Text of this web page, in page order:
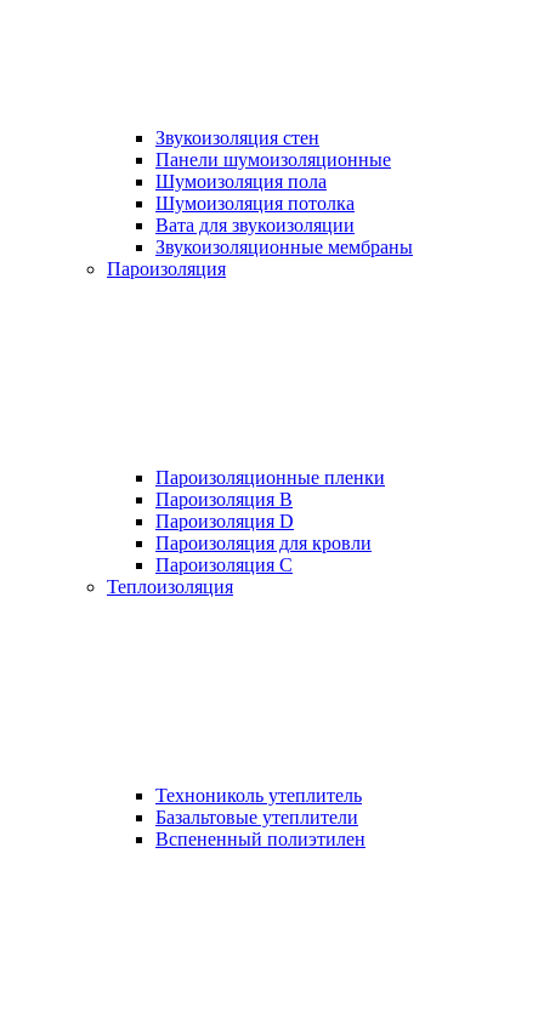
Звукоизоляция стен
Панели шумоизоляционные
Шумоизоляция пола
Шумоизоляция потолка
Вата для звукоизоляции
Звукоизоляционные мембраны
Пароизоляция
Пароизоляционные пленки
Пароизоляция B
Пароизоляция D
Пароизоляция для кровли
Пароизоляция С
Теплоизоляция
Технониколь утеплитель
Базальтовые утеплители
Вспененный полиэтилен